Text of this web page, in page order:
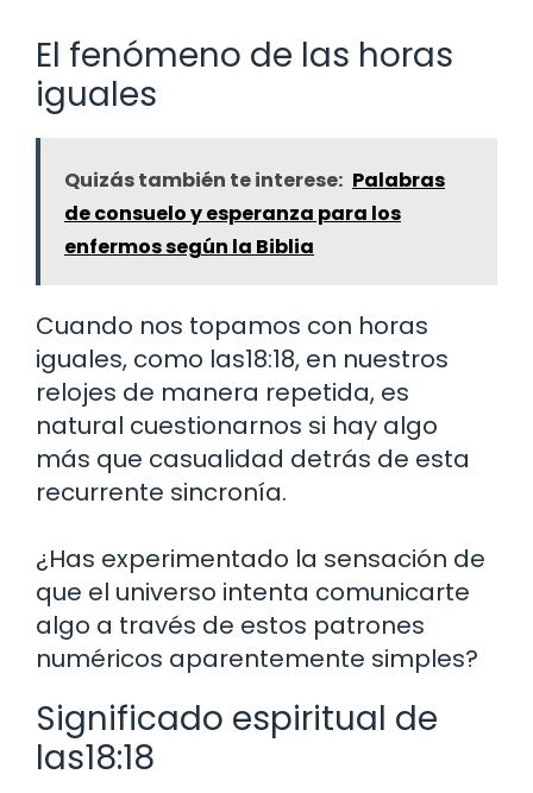
El fenómeno de las horas
iguales
Quizás también te interese: Palabras
de consuelo y esperanza para los
enfermos según la Biblia
Cuando nos topamos con horas
iguales, como las18:18, en nuestros
relojes de manera repetida, es
natural cuestionarnos si hay algo
más que casualidad detrás de esta
recurrente sincronía.
¿Has experimentado la sensación de
que el universo intenta comunicarte
algo a través de estos patrones
numéricos aparentemente simples?
Significado espiritual de
las18:18